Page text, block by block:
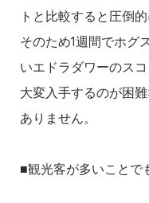
トと比較すると圧倒
そのため1週間でホグ
いエドラダワーのス
大変入手するのが困
ありません。
■観光客が多いことで